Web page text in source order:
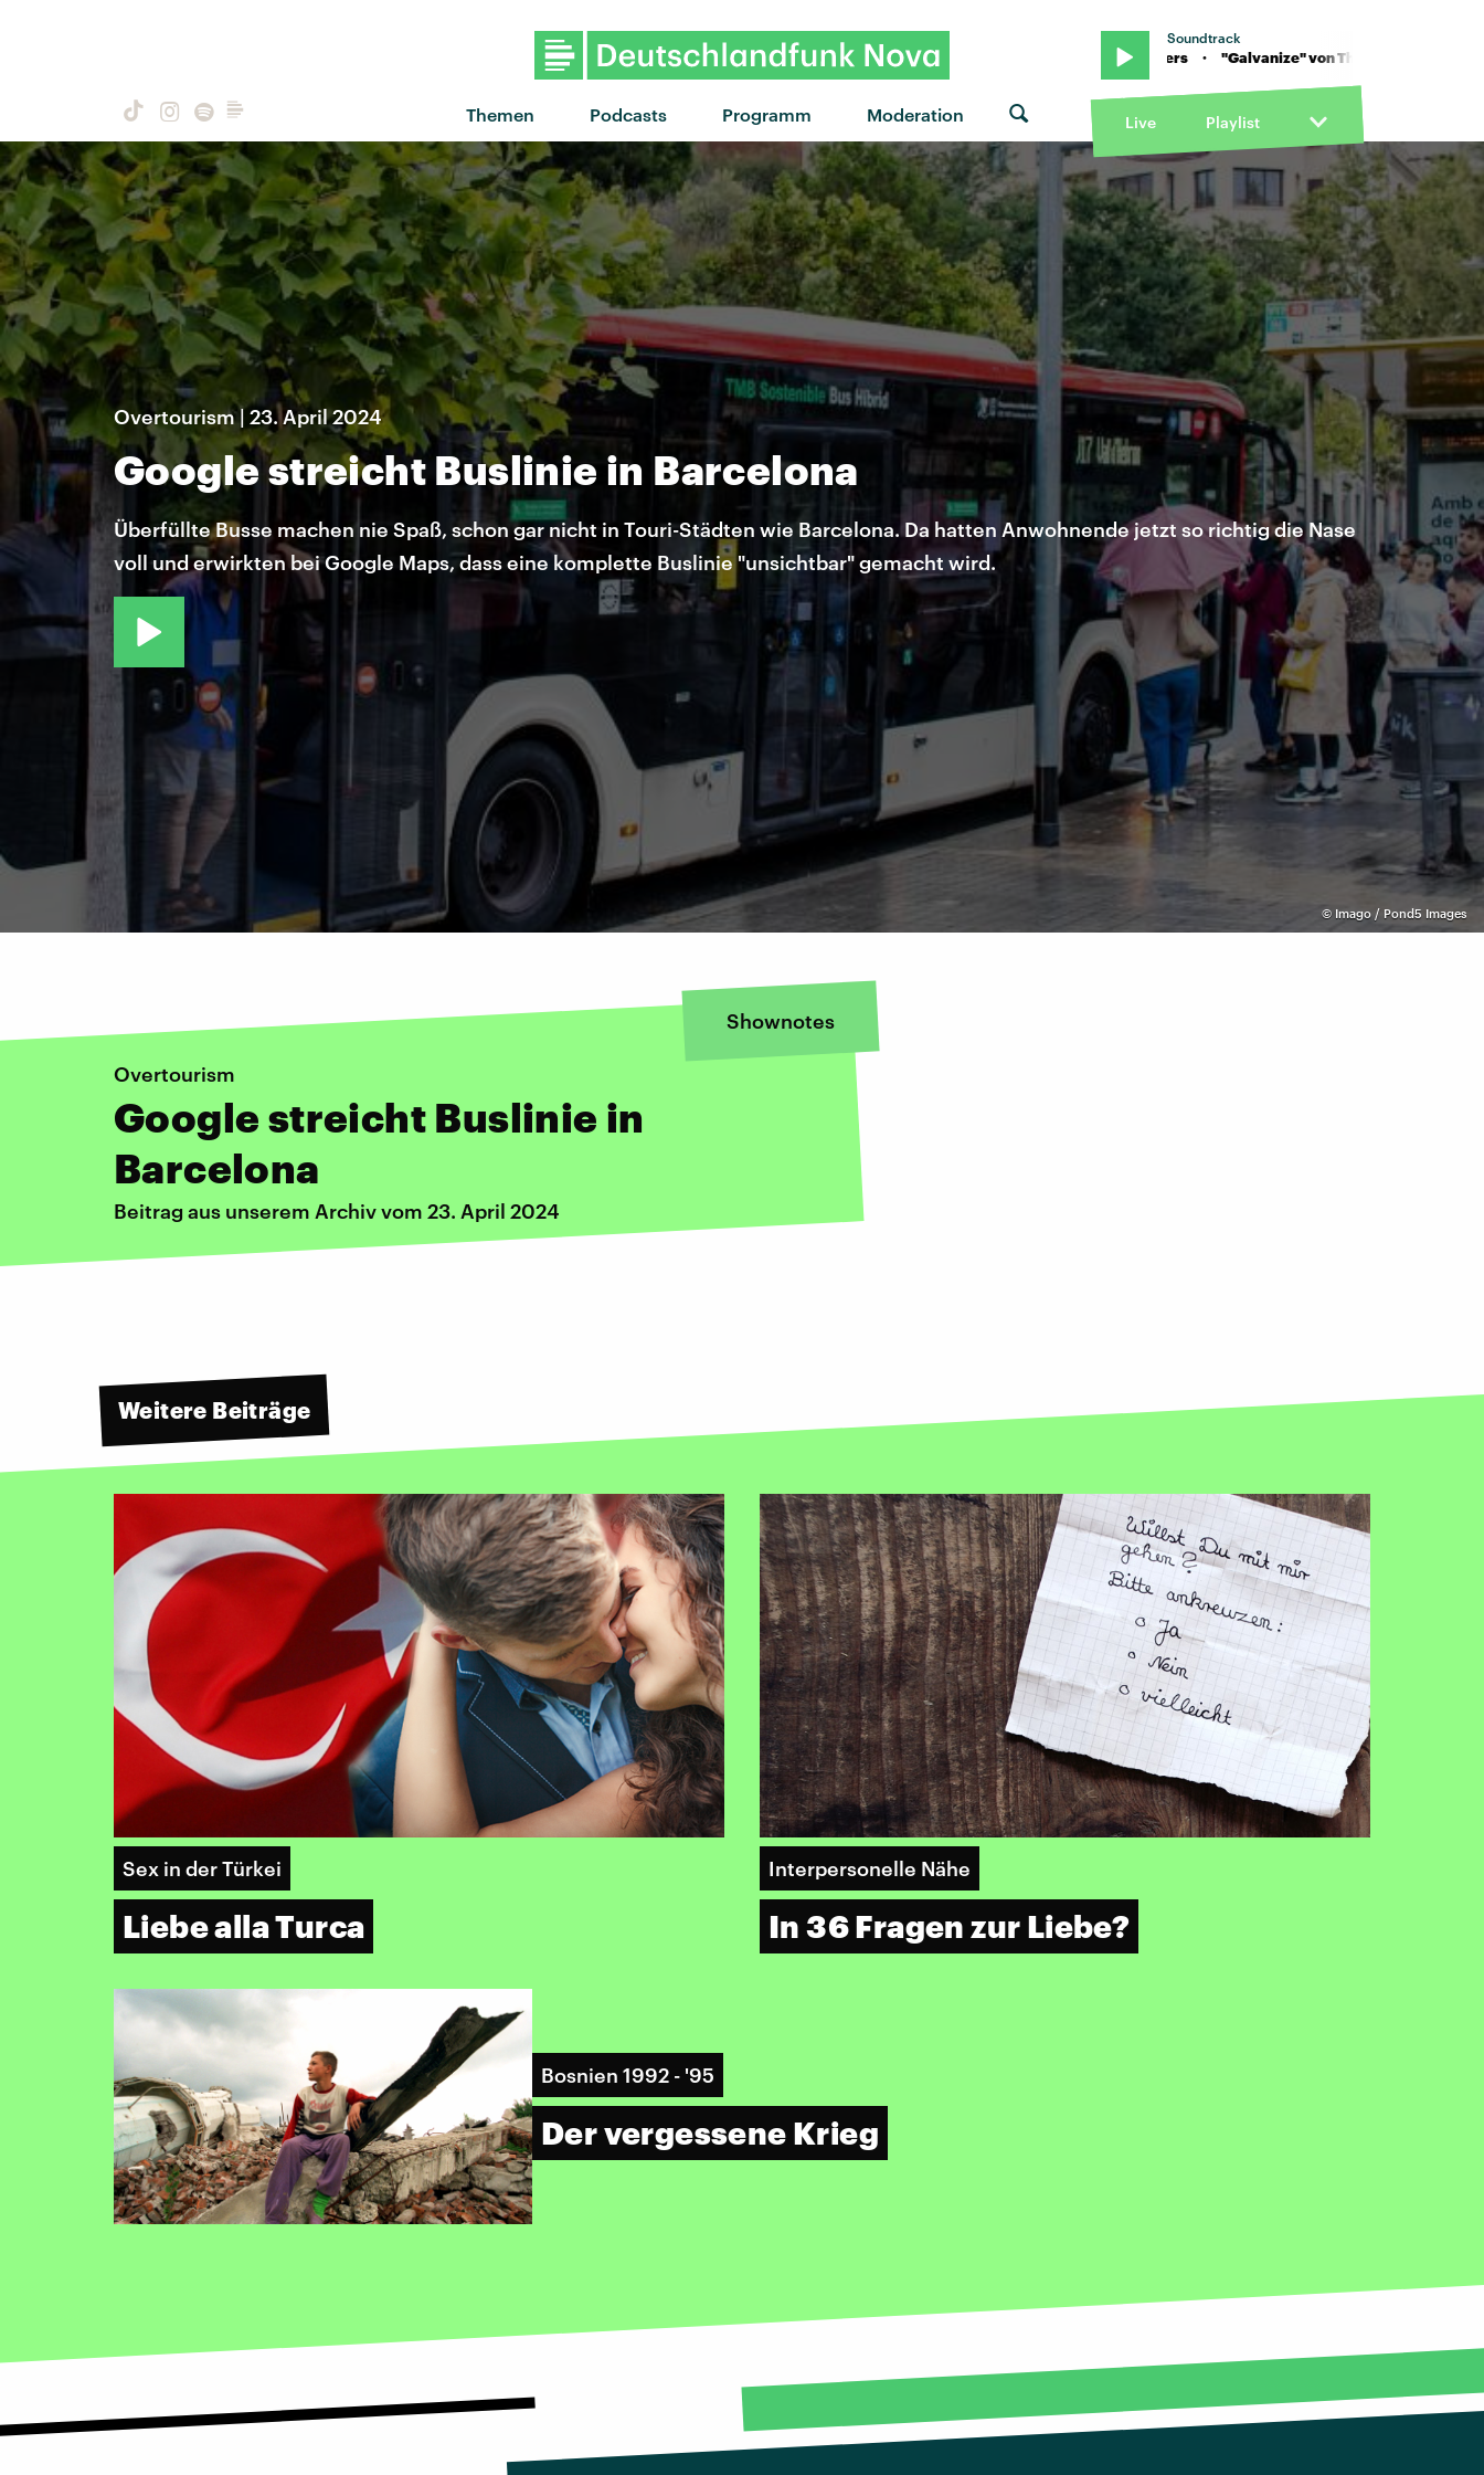
Themen Podcasts Programm Moderation
Soundtrack
"Galvanize" von The Chemical Brothers · "Galvanize" von The Chemical Brothers ·
Live Playlist
© Imago / Pond5 Images
Overtourism | 23. April 2024
Google streicht Buslinie in Barcelona
Überfüllte Busse machen nie Spaß, schon gar nicht in Touri-Städten wie Barcelona. Da hatten Anwohnende jetzt so richtig die Nase
voll und erwirkten bei Google Maps, dass eine komplette Buslinie "unsichtbar" gemacht wird.
Shownotes
Overtourism
Google streicht Buslinie in
Barcelona
Beitrag aus unserem Archiv vom 23. April 2024
Weitere Beiträge
Sex in der Türkei
Liebe alla Turca
Interpersonelle Nähe
In 36 Fragen zur Liebe?
Bosnien 1992 - '95
Der vergessene Krieg